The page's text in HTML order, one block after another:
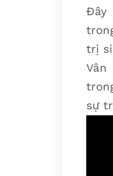
Đây
trị
Vân
sự